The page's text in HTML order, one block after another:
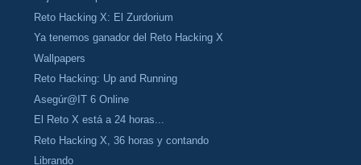
Reto Hacking X: El Zurdorium
Ya tenemos ganador del Reto Hacking X
Wallpapers
Reto Hacking: Up and Running
Asegúr@IT 6 Online
El Reto X está a 24 horas...
Reto Hacking X, 36 horas y contando
Librando